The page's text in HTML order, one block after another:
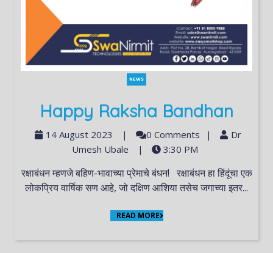
NEWS
Happy Raksha Bandhan
14 August 2023 | 0 Comments |
Dr
Umesh Ubale
| 3:30 PM
रक्षाबंधन म्हणजे बहिण-भावाच्या प्रेमाचे बंधन! रक्षाबंधन हा हिंदूंचा एक
लोकप्रिय वार्षिक सण आहे, जो दक्षिण आशिया तसेच जगाच्या इतर...
READ MORE